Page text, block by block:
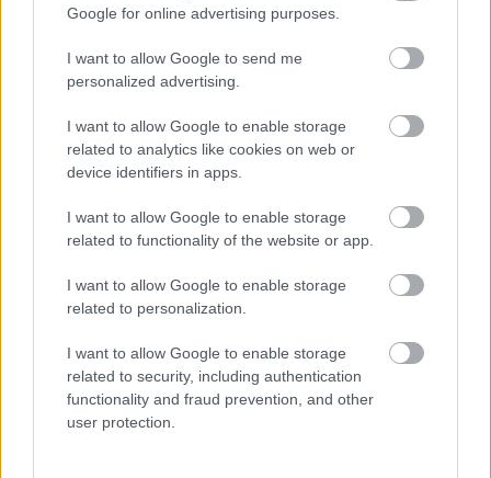
Google for online advertising purposes.
I want to allow Google to send me
personalized advertising.
I want to allow Google to enable storage
related to analytics like cookies on web or
device identifiers in apps.
I want to allow Google to enable storage
related to functionality of the website or app.
I want to allow Google to enable storage
related to personalization.
I want to allow Google to enable storage
related to security, including authentication
functionality and fraud prevention, and other
user protection.
Wolff ugyanakkor világossá tette, hogy nem csak
ők dolgoztak a háttérben. „Azt is tudjuk, hogy az
ellenfeleink hatékonyan használták ki ezt az időt,
fejlesztettek az autóikon és mélyebben
megértették a csomagjuk működését, így arra
számítunk, hogy Miamiban szorosabb lesz a
mezőny.”
Hozzátette, ez a sport természetes velejárója. „Ez
a Forma–1 valósága, olyan kihívás, amit nemcsak
üdvözlünk, hanem meg is kell ugranunk.”